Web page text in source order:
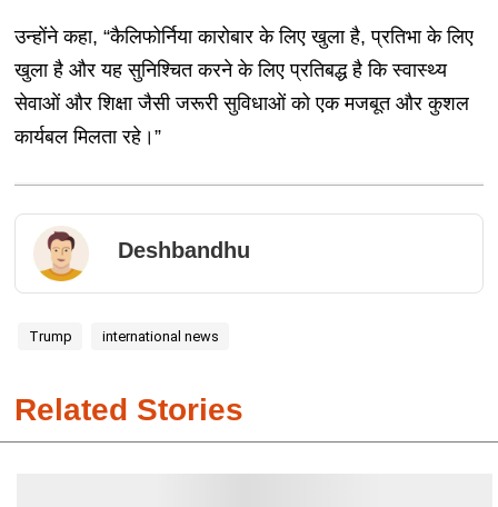
उन्होंने कहा, “कैलिफोर्निया कारोबार के लिए खुला है, प्रतिभा के लिए
खुला है और यह सुनिश्चित करने के लिए प्रतिबद्ध है कि स्वास्थ्य
सेवाओं और शिक्षा जैसी जरूरी सुविधाओं को एक मजबूत और कुशल
कार्यबल मिलता रहे।”
Deshbandhu
Trump international news
Related Stories